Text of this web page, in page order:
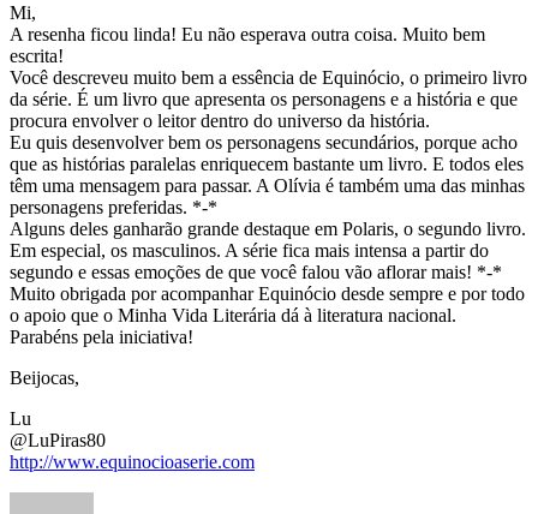
Mi,
A resenha ficou linda! Eu não esperava outra coisa. Muito bem
escrita!
Você descreveu muito bem a essência de Equinócio, o primeiro livro
da série. É um livro que apresenta os personagens e a história e que
procura envolver o leitor dentro do universo da história.
Eu quis desenvolver bem os personagens secundários, porque acho
que as histórias paralelas enriquecem bastante um livro. E todos eles
têm uma mensagem para passar. A Olívia é também uma das minhas
personagens preferidas. *-*
Alguns deles ganharão grande destaque em Polaris, o segundo livro.
Em especial, os masculinos. A série fica mais intensa a partir do
segundo e essas emoções de que você falou vão aflorar mais! *-*
Muito obrigada por acompanhar Equinócio desde sempre e por todo
o apoio que o Minha Vida Literária dá à literatura nacional.
Parabéns pela iniciativa!
Beijocas,
Lu
@LuPiras80
http://www.equinocioaserie.com